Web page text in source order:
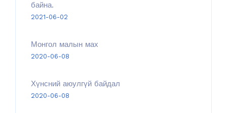
байна.
2021-06-02
Монгол малын мах
2020-06-08
Хүнсний аюулгүй байдал
2020-06-08